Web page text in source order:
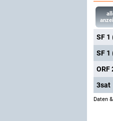
SF 1
SF 1
ORF
3sat
Daten